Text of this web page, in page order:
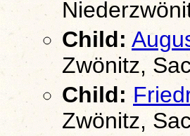
Child:
Zwönitz,
Child:
Zwönitz,